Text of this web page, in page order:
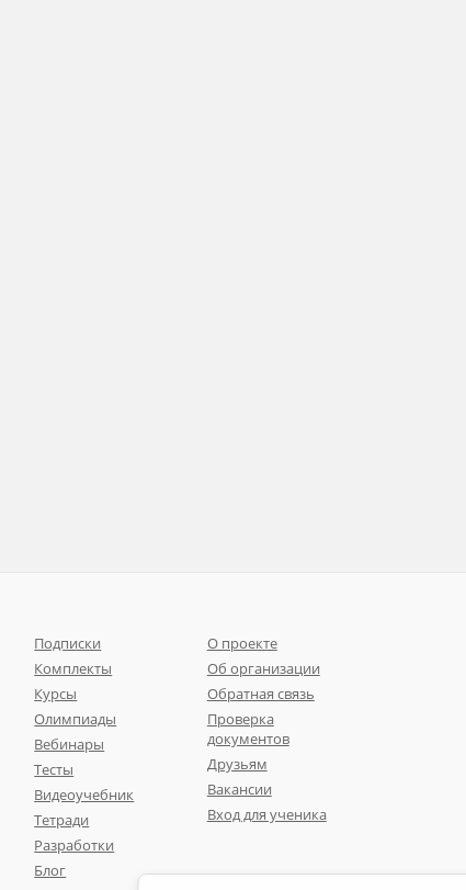
Подписки
Комплекты
Курсы
Олимпиады
Вебинары
Тесты
Видеоучебник
Тетради
Разработки
Блог
О проекте
Об организации
Обратная связь
Проверка
документов
Друзьям
Вакансии
Вход для ученика